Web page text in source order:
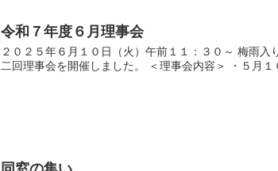
令和７年度６月理事会
２０２５年６月１０日（火）午前１１：３０～ 梅雨
二回理事会を開催しました。 ＜理事会内容＞ ・５月